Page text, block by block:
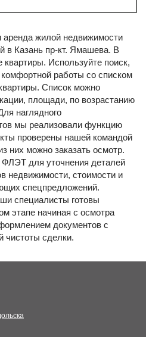
аренда жилой недвижимости
в Казань пр-кт. Ямашева. В
квартиры. Используйте поиск,
работы со списком
Список можно
площади, по возрастанию
наглядного
мы реализовали функцию
проверены нашей командой
них можно заказать осмотр.
для уточнения деталей
недвижимости, стоимости и
спецпредложений.
специалисты готовы
этапе начиная с осмотра
документов с
чистоты сделки.